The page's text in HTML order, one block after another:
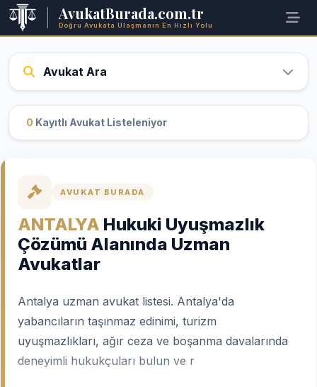
AvukatBurada.com.tr
Doğru Avukata Ulaşmanın En Hızlı Yolu
Avukat Ara
0 Kayıtlı Avukat Listeleniyor
AVUKAT BURADA
ANTALYA Hukuki Uyuşmazlık
Çözümü Alanında Uzman
Avukatlar
Antalya uzman avukat listesi. Antalya'da
yabancıların taşınmaz edinimi, turizm
uyuşmazlıkları, ağır ceza ve boşanma davalarında
deneyimli hukukçuları bulun ve r